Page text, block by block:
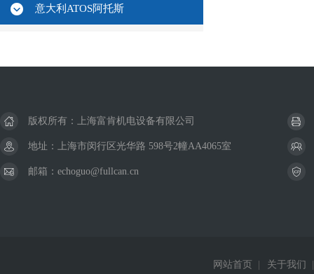
意大利ATOS阿托斯
版权所有：上海富肯机电设备有限公司
地址：上海市闵行区光华路 598号2幢AA4065室
邮箱：echoguo@fullcan.cn
网站首页 关于我们